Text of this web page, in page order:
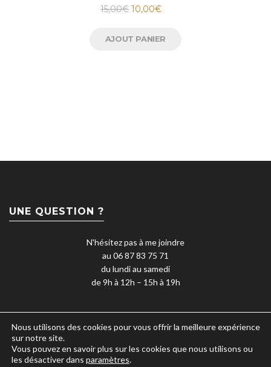
15,00€ 10,00€
AJOUT PANIER
UNE QUESTION ?
N'hésitez pas à me joindre
au 06 87 83 75 71
du lundi au samedi
de 9h à 12h – 15h à 19h
Nous utilisons des cookies pour vous offrir la meilleure expérience
sur notre site.
Vous pouvez en savoir plus sur les cookies que nous utilisons ou
les désactiver dans paramètres.